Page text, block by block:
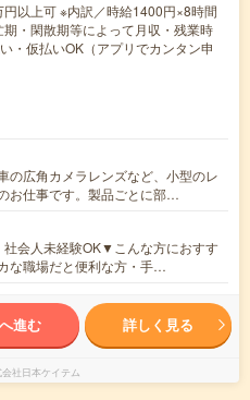
以上可 ※内訳／時給1400円×8時間
・閑散期等によって月収・残業時
・仮払いOK（アプリでカンタン申
の広角カメラレンズなど、小型のレ
お仕事です。製品ごとに部…
社会人未経験OK▼こんな方におすす
な職場だと便利な方・手…
進む 詳しく見る
社日本ケイテム